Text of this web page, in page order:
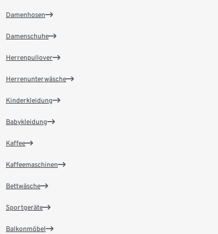
Damenhosen
Damenschuhe
Herrenpullover
Herrenunterwäsche
Kinderkleidung
Babykleidung
Kaffee
Kaffeemaschinen
Bettwäsche
Sportgeräte
Balkonmöbel